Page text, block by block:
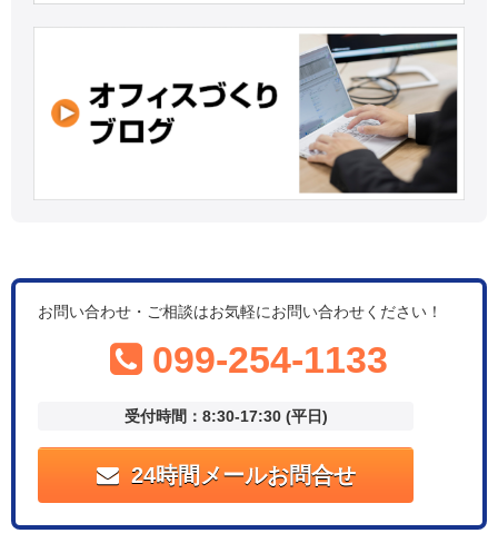
お問い合わせ・ご相談はお気軽にお問い合わせください！
099-254-1133
受付時間：8:30-17:30 (平日)
24時間メールお問合せ